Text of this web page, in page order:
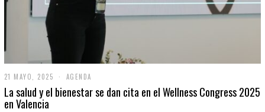
21 MAYO, 2025
1
M
AGENDA
La salud y el bienestar se dan cita en el Wellness Congress 2025
en Valencia